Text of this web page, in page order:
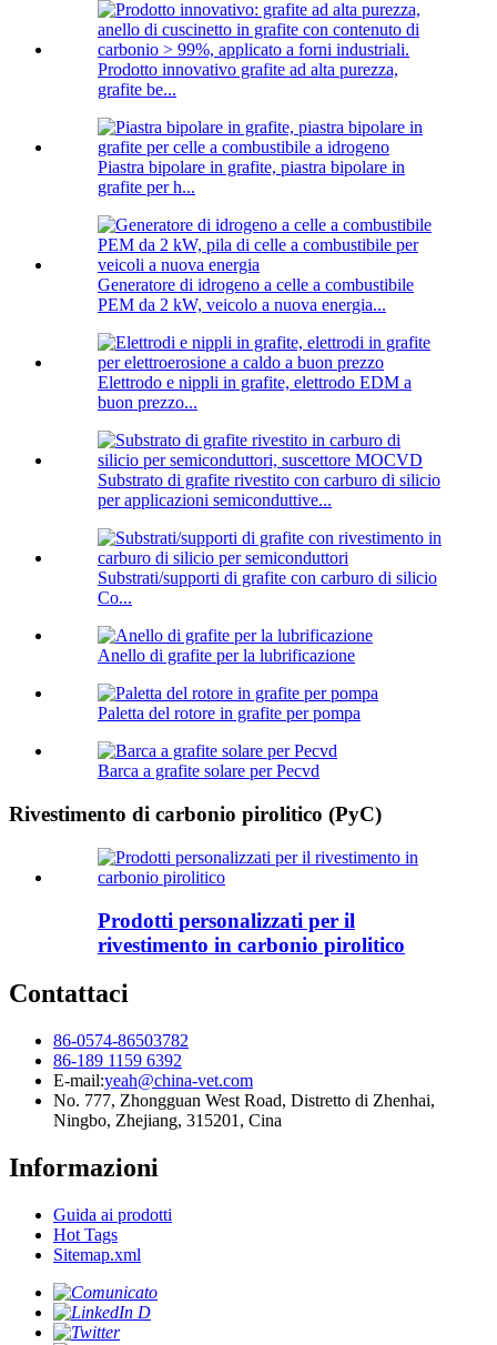
Prodotto innovativo grafite ad alta purezza,
grafite be...
Piastra bipolare in grafite, piastra bipolare in
grafite per h...
Generatore di idrogeno a celle a combustibile
PEM da 2 kW, veicolo a nuova energia...
Elettrodo e nippli in grafite, elettrodo EDM a
buon prezzo...
Substrato di grafite rivestito con carburo di silicio
per applicazioni semiconduttive...
Substrati/supporti di grafite con carburo di silicio
Co...
Anello di grafite per la lubrificazione
Paletta del rotore in grafite per pompa
Barca a grafite solare per Pecvd
Rivestimento di carbonio pirolitico (PyC)
Prodotti personalizzati per il
rivestimento in carbonio pirolitico
Contattaci
86-0574-86503782
86-189 1159 6392
E-mail:yeah@china-vet.com
No. 777, Zhongguan West Road, Distretto di Zhenhai,
Ningbo, Zhejiang, 315201, Cina
Informazioni
Guida ai prodotti
Hot Tags
Sitemap.xml